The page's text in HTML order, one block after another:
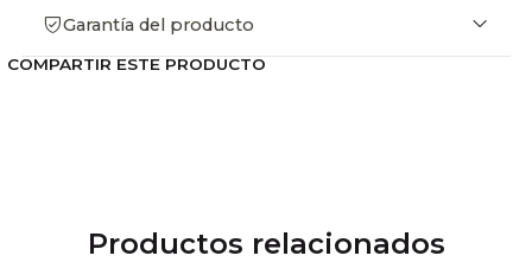
Garantía del producto
COMPARTIR ESTE PRODUCTO
Productos relacionados